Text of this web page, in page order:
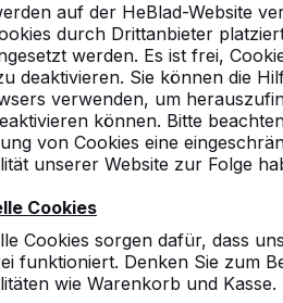
auf der HeBlad-Website
durch Drittanbieter
werden. Es ist frei,
deaktivieren. Sie können die
verwenden, um
können. Bitte
von Cookies eine
unserer Website zur Folge
Cookies
Cookies sorgen dafür, dass
funktioniert. Denken Sie zum
wie Warenkorb und Kasse.
Sehr gute
V.Lohau